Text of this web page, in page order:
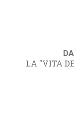
LA "VITA